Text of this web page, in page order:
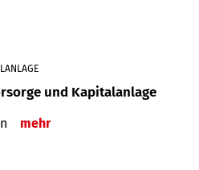
und Kapitalanlage
mehr